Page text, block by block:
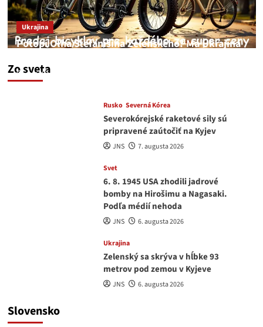
Zo sveta
Ukrajina
Potopí Oľha Stefanišina Zelenského? Má Ukrajina
JNS
Rusko Severná Kórea
Severokórejské raketové sily sú
pripravené zaútočiť na Kyjev
JNS 7. augusta 2026
Svet
6. 8. 1945 USA zhodili jadrové
bomby na Hirošimu a Nagasaki.
Podľa médií nehoda
JNS 6. augusta 2026
Ukrajina
Zelenský sa skrýva v hĺbke 93
metrov pod zemou v Kyjeve
JNS 6. augusta 2026
Slovensko